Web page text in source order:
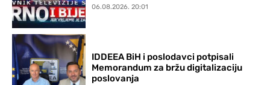
06.08.2026. 20:01
IDDEEA BiH i poslodavci potpisali
Memorandum za bržu digitalizaciju
poslovanja